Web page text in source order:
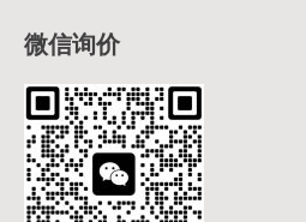
微信询价